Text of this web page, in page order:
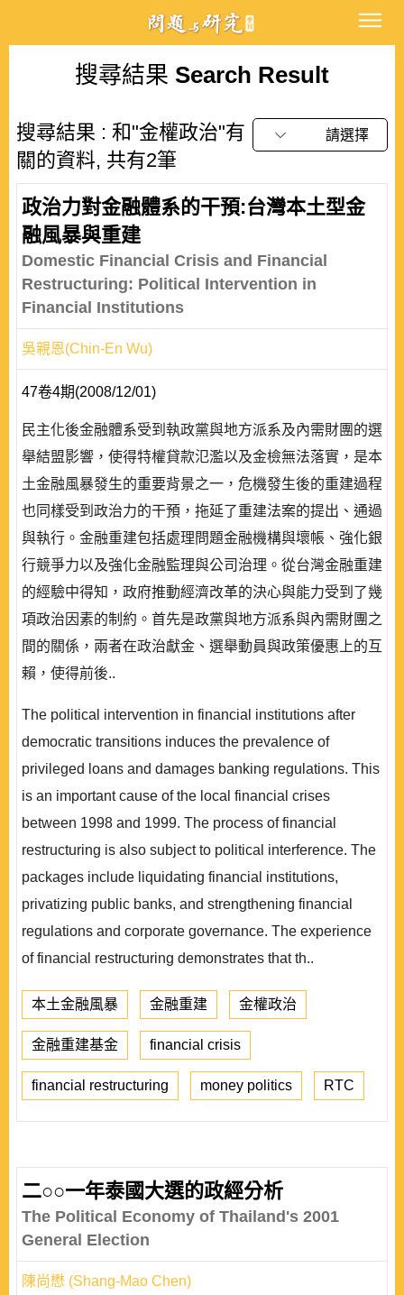
搜尋結果 Search Result
搜尋結果 : 和"金權政治"有
關的資料, 共有2筆
請選擇
政治力對金融體系的干預:台灣本土型金
融風暴與重建
Domestic Financial Crisis and Financial
Restructuring: Political Intervention in
Financial Institutions
吳親恩(Chin-En Wu)
47卷4期(2008/12/01)
民主化後金融體系受到執政黨與地方派系及內需財團的選
舉結盟影響，使得特權貸款氾濫以及金檢無法落實，是本
土金融風暴發生的重要背景之一，危機發生後的重建過程
也同樣受到政治力的干預，拖延了重建法案的提出、通過
與執行。金融重建包括處理問題金融機構與壞帳、強化銀
行競爭力以及強化金融監理與公司治理。從台灣金融重建
的經驗中得知，政府推動經濟改革的決心與能力受到了幾
項政治因素的制約。首先是政黨與地方派系與內需財團之
間的關係，兩者在政治獻金、選舉動員與政策優惠上的互
賴，使得前後..
The political intervention in financial institutions after
democratic transitions induces the prevalence of
privileged loans and damages banking regulations. This
is an important cause of the local financial crises
between 1998 and 1999. The process of financial
restructuring is also subject to political interference. The
packages include liquidating financial institutions,
privatizing public banks, and strengthening financial
regulations and corporate governance. The experience
of financial restructuring demonstrates that th..
本土金融風暴 金融重建 金權政治
金融重建基金 financial crisis
financial restructuring money politics RTC
二○○一年泰國大選的政經分析
The Political Economy of Thailand's 2001
General Election
陳尚懋 (Shang-Mao Chen)